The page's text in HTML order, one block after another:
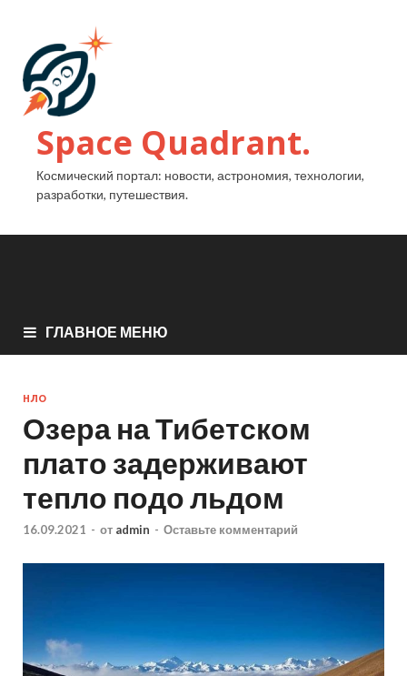
Space Quadrant.
Космический портал: новости, астрономия, технологии,
разработки, путешествия.
ГЛАВНОЕ МЕНЮ
НЛО
Озера на Тибетском
плато задерживают
тепло подо льдом
16.09.2021 - от admin - Оставьте комментарий